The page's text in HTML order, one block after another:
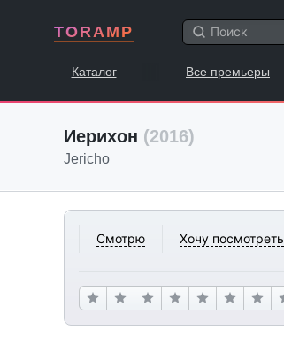
TORAMP
Каталог Все премьеры
Иерихон (2016)
Jericho
Смотрю Хочу посмотреть